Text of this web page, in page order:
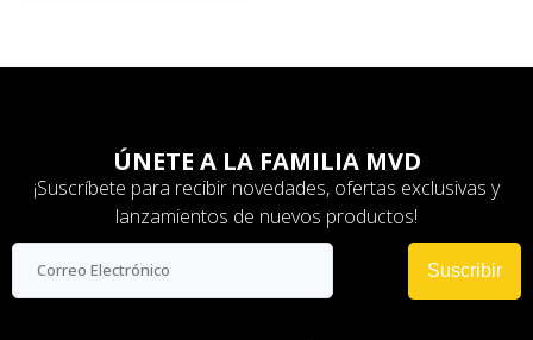
ÚNETE A LA FAMILIA MVD
¡Suscríbete para recibir novedades, ofertas exclusivas y
lanzamientos de nuevos productos!
Suscribir